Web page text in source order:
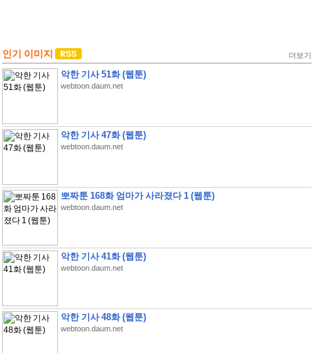
인기 이미지 더보기
악한 기사 51화 (웹툰)
webtoon.daum.net
악한 기사 47화 (웹툰)
webtoon.daum.net
뽀짜툰 168화 엄마가 사라졌다 1 (웹툰)
webtoon.daum.net
악한 기사 41화 (웹툰)
webtoon.daum.net
악한 기사 48화 (웹툰)
webtoon.daum.net